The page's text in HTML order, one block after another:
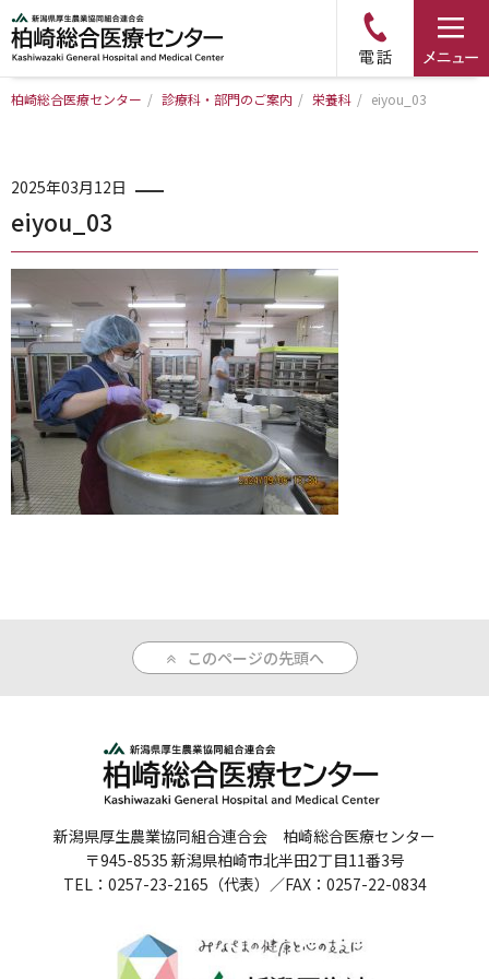
病院について
診療科・部門のご案内
アクセス
外来のご案内
入院のご案内
人間ドックのご案内
反社会的勢力に対する基本方針
院内感染対策指針
サイトマップ
柏崎総合医療センター / 診療科・部門のご案内 / 栄養科 / eiyou_03
2025年03月12日
eiyou_03
このページの先頭へ
新潟県厚生農業協同組合連合会 柏崎総合医療センター
〒945-8535 新潟県柏崎市北半田2丁目11番3号
TEL：0257-23-2165（代表）／FAX：0257-22-0834